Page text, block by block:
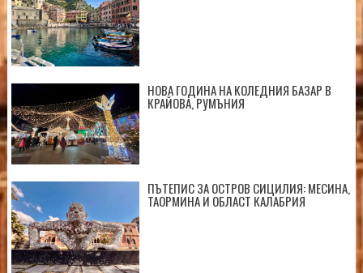
НОВА ГОДИНА НА КОЛЕДНИЯ БАЗАР В
КРАЙОВА, РУМЪНИЯ
ПЪТЕПИС ЗА ОСТРОВ СИЦИЛИЯ: МЕСИНА,
ТАОРМИНА И ОБЛАСТ КАЛАБРИЯ